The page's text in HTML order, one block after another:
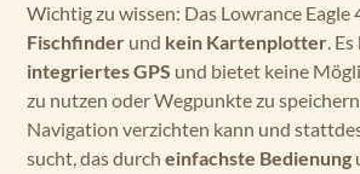
Wichtig zu wissen: Das Lowrance Eagle
Fischfinder und kein Kartenplotter.
integriertes GPS und bietet keine
zu nutzen oder Wegpunkte zu
Navigation verzichten kann und
sucht, das durch einfachste Bedienung